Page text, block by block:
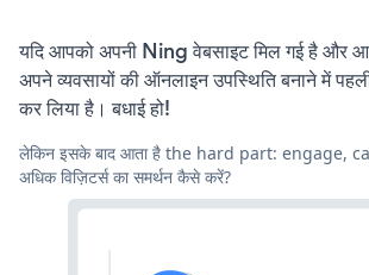
यदि आपको अपनी Ning वेबसाइट मिल गई है और
अपने व्यवसायों की ऑनलाइन उपस्थिति बनाने में
कर लिया है। बधाई हो!
लेकिन इसके बाद आता है the hard part: engage,
अधिक विज़िटर्स का समर्थन कैसे करें?